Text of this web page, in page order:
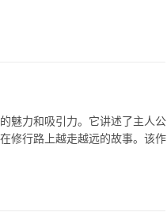
魅力和吸引力。它讲述了主人公
修行路上越走越远的故事。该作